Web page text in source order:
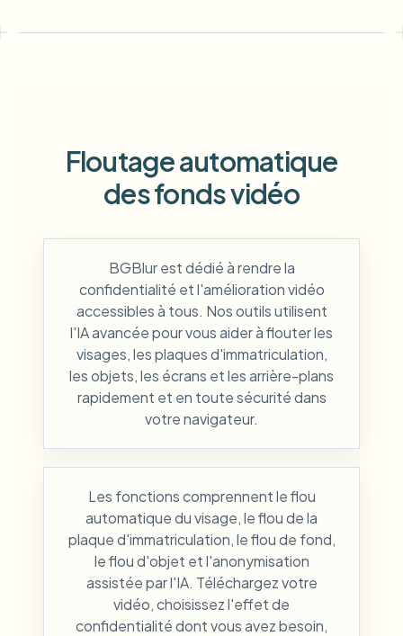
Floutage automatique
des fonds vidéo
BGBlur est dédié à rendre la
confidentialité et l'amélioration vidéo
accessibles à tous. Nos outils utilisent
l'IA avancée pour vous aider à flouter les
visages, les plaques d'immatriculation,
les objets, les écrans et les arrière-plans
rapidement et en toute sécurité dans
votre navigateur.
Les fonctions comprennent le flou
automatique du visage, le flou de la
plaque d'immatriculation, le flou de fond,
le flou d'objet et l'anonymisation
assistée par l'IA. Téléchargez votre
vidéo, choisissez l'effet de
confidentialité dont vous avez besoin,